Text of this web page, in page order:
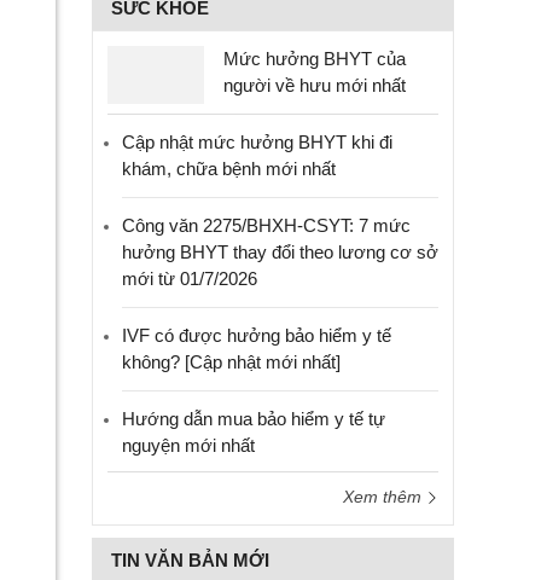
SỨC KHỎE
Mức hưởng BHYT của
người về hưu mới nhất
Cập nhật mức hưởng BHYT khi đi
khám, chữa bệnh mới nhất
Công văn 2275/BHXH-CSYT: 7 mức
hưởng BHYT thay đổi theo lương cơ sở
mới từ 01/7/2026
IVF có được hưởng bảo hiểm y tế
không? [Cập nhật mới nhất]
Hướng dẫn mua bảo hiểm y tế tự
nguyện mới nhất
Xem thêm
TIN VĂN BẢN MỚI